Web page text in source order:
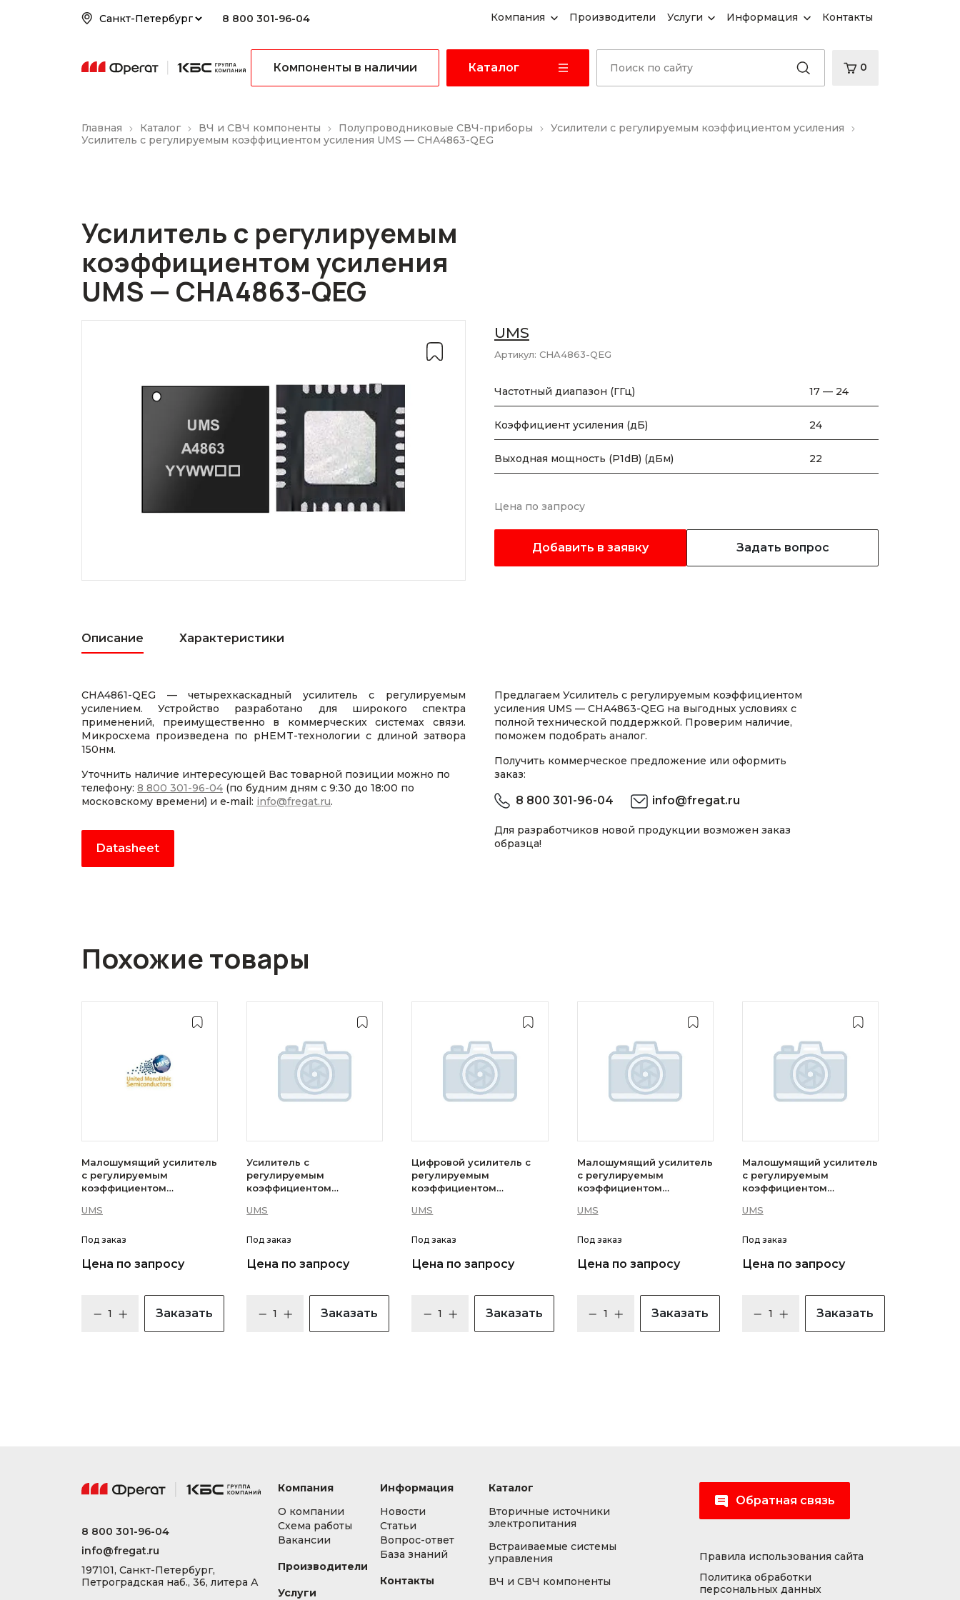
8 800 301-96-04 Компания Производители Услуги Информация Контакты
Компоненты в наличии Каталог 0
Главная Каталог ВЧ и СВЧ компоненты Полупроводниковые СВЧ-приборы
Усилители с регулируемым коэффициентом усиления
Усилитель с регулируемым коэффициентом усиления UMS — CHA4863-QEG
Усилитель с регулируемым
коэффициентом усиления
UMS — CHA4863-QEG
UMS
Артикул: CHA4863-QEG
Частотный диапазон (ГГц) 17 — 24
Коэффициент усиления (дБ) 24
Выходная мощность (P1dB) (дБм) 22
Цена по запросу
Добавить в заявку Задать вопрос
Описание Характеристики
CHA4861-QEG — четырехкаскадный усилитель с регулируемым
усилением. Устройство разработано для широкого спектра
применений, преимущественно в коммерческих системах связи.
Микросхема произведена по pHEMT-технологии с длиной затвора
150нм.
Уточнить наличие интересующей Вас товарной позиции можно по
телефону: 8 800 301-96-04 (по будним дням с 9:30 до 18:00 по
московскому времени) и e‑mail: info@fregat.ru.
Datasheet
Предлагаем Усилитель с регулируемым коэффициентом
усиления UMS — CHA4863-QEG на выгодных условиях с
полной технической поддержкой. Проверим наличие,
поможем подобрать аналог.
Получить коммерческое предложение или оформить
заказ:
8 800 301-96-04 info@fregat.ru
Для разработчиков новой продукции возможен заказ
образца!
Похожие товары
Малошумящий усилитель
с регулируемым
коэффициентом
CHA3024-99F
UMS
Под заказ
Цена по запросу
Заказать
Усилитель с
регулируемым
коэффициентом
QGG
UMS
Под заказ
Цена по запросу
Заказать
Цифровой усилитель с
регулируемым
коэффициентом
CHA4102-QEG
UMS
Под заказ
Цена по запросу
Заказать
Малошумящий усилитель
с регулируемым
коэффициентом
99F
UMS
Под заказ
Цена по запросу
Заказать
Малошумящий усилитель
с регулируемым
коэффициентом
99F
UMS
Под заказ
Цена по запросу
Заказать
8 800 301-96-04
info@fregat.ru
197101, Санкт-Петербург,
Петроградская наб., 36, литера А
Компания
О компании
Схема работы
Вакансии
Производители
Услуги
Информация
Новости
Статьи
Вопрос-ответ
База знаний
Контакты
Каталог
Вторичные источники
электропитания
Встраиваемые системы
управления
ВЧ и СВЧ компоненты
Обратная связь
Правила использования сайта
Политика обработки
персональных данных